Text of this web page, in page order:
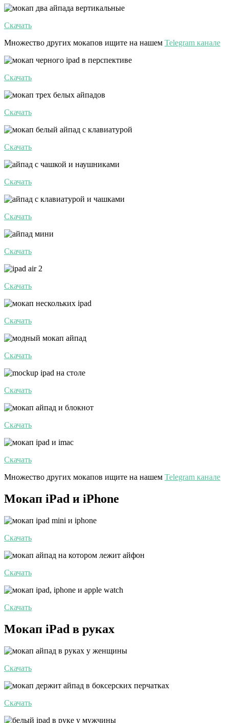
Скачать
Множество других мокапов ищите на нашем Telegram канале
Скачать
Скачать
Скачать
Скачать
Скачать
Скачать
Скачать
Скачать
Скачать
Скачать
Скачать
Скачать
Множество других мокапов ищите на нашем Telegram канале
Мокап iPad и iPhone
Скачать
Скачать
Скачать
Мокап iPad в руках
Скачать
Скачать